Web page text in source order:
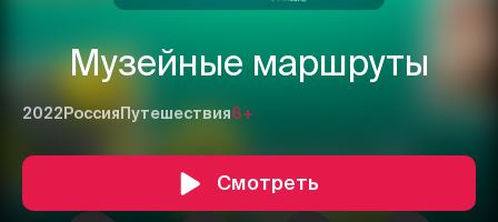
Музейные маршруты
2022 Россия Путешествия6+
Смотреть